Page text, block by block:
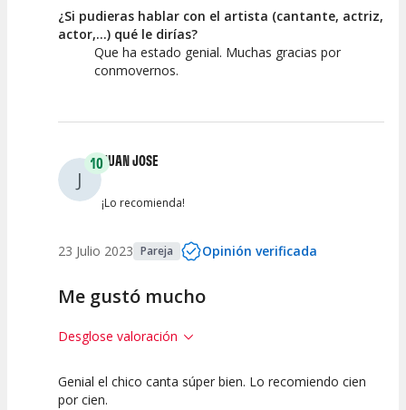
¿Si pudieras hablar con el artista (cantante, actriz,
actor,...) qué le dirías?
Que ha estado genial. Muchas gracias por
conmovernos.
J
10JUAN JOSE
¡Lo recomienda!
23 Julio 2023 Pareja Opinión verificada
Me gustó mucho
Desglose valoración
10 10 10
Genial el chico canta súper bien. Lo recomiendo cien
por cien.